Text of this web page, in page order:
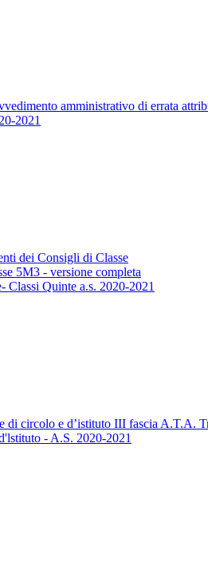
amministrativo di errata
2021
dei Consigli di Classe
5M3 - versione completa
Classi Quinte a.s. 2020-2021
di circolo e d’istituto III fascia A.T.A.
- A.S. 2020-2021